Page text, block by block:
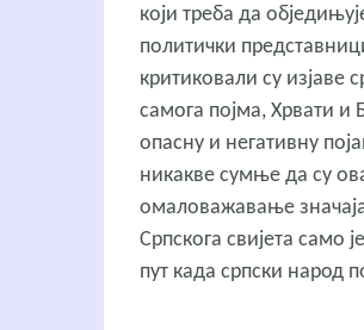
који треба да
политички
критиковали су изјаве
самога појма, Хрвати и
опасну и негативну
никакве сумње да су
омаловажавање
Српскога свијета само
пут када српски народ